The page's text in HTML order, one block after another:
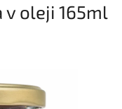
v oleji 165ml